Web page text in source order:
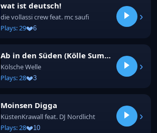
wat ist deutsch!
die vollassi crew feat. mc saufi
Plays: 29
6
›
Ab in den Süden (Kölle Summer Mix)
Kölsche Welle
Plays: 28
3
›
Moinsen Digga
KüstenKrawall feat. DJ Nordlicht
Plays: 28
10
›